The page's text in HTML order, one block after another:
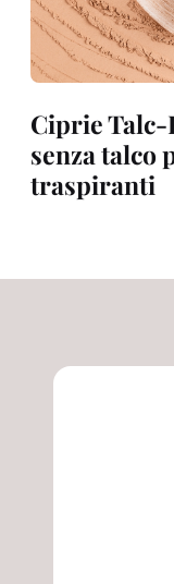
Ciprie
senza talco
traspiranti